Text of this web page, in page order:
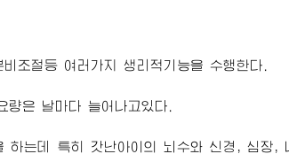
조절등 여러가지 생리적기능을 수행한다.
은 날마다 늘어나고있다.
하는데 특히 갓난아이의 뇌수와 신경, 심장,